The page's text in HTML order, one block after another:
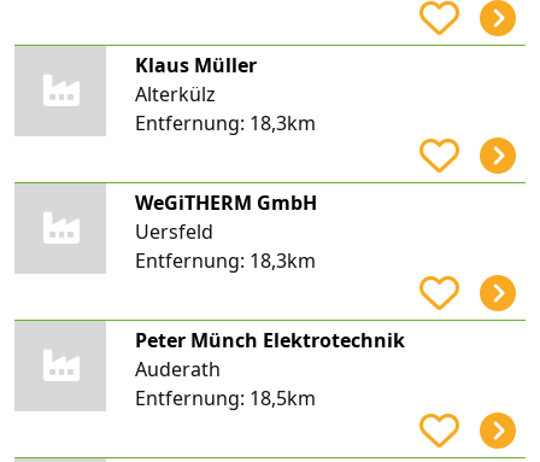
Klaus Müller
Alterkülz
Entfernung: 18,3km
WeGiTHERM GmbH
Uersfeld
Entfernung: 18,3km
Peter Münch Elektrotechnik
Auderath
Entfernung: 18,5km